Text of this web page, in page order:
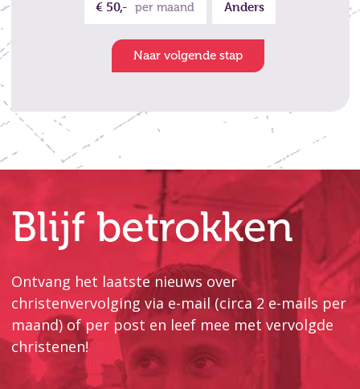
€ 50,- per maand Anders
Naar volgende stap
Blijf betrokken
Ontvang het laatste nieuws over
christenvervolging via e-mail (circa 2 e-mails per
maand) of per post en leef mee met vervolgde
christenen!